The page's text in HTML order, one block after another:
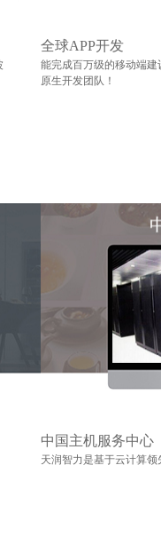
全球APP开发
能完成百万级的移动端
原生开发团队！
中国主机服务中心
天润智力是基于云计算领